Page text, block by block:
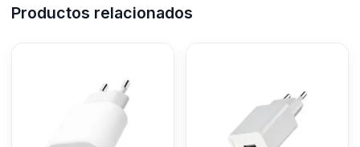
Productos relacionados